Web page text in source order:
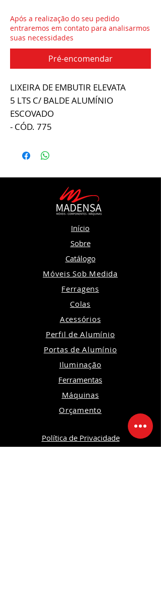
Após a realização do seu pedido
entraremos em contato para analisarmos
suas necessidades
Pré-encomendar
LIXEIRA DE EMBUTIR ELEVATA
5 LTS C/ BALDE ALUMÍNIO
ESCOVADO
- CÓD. 775
Início
Sobre
Catálogo
Móveis Sob Medida
Ferragens
Colas
Acessórios
Perfil de Alumínio
Portas de Alumínio
Iluminação
Ferramentas
Máquinas
Orçamento
Política de Privacidade